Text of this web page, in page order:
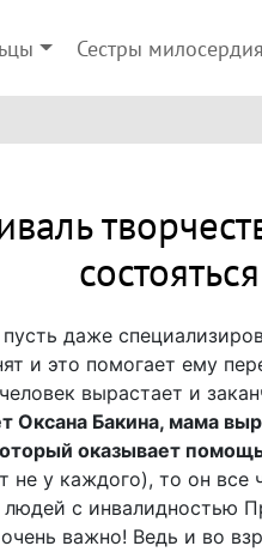
Сестры милосердия
состояться
даже
и это помогает ему
вырастает и
Оксана Бакина, мама
оказывает
не у каждого), то он
с инвалидностью
важно! Ведь и во